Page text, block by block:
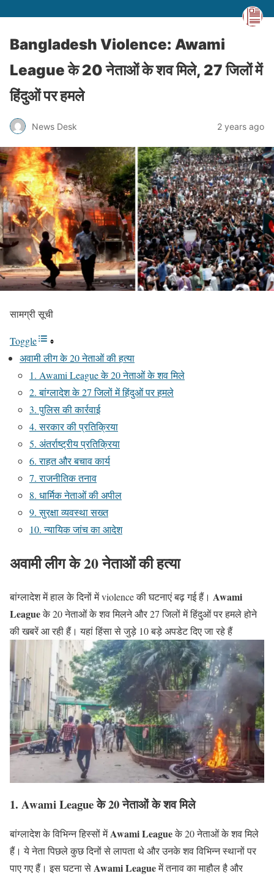
Bangladesh Violence: Awami
League के 20 नेताओं के शव मिले, 27 जिलों में
हिंदुओं पर हमले
News Desk 2 years ago
सामग्री सूची
Toggle
अवामी लीग के 20 नेताओं की हत्या
1. Awami League के 20 नेताओं के शव मिले
2. बांग्लादेश के 27 जिलों में हिंदुओं पर हमले
3. पुलिस की कार्रवाई
4. सरकार की प्रतिक्रिया
5. अंतर्राष्ट्रीय प्रतिक्रिया
6. राहत और बचाव कार्य
7. राजनीतिक तनाव
8. धार्मिक नेताओं की अपील
9. सुरक्षा व्यवस्था सख्त
10. न्यायिक जांच का आदेश
अवामी लीग के 20 नेताओं की हत्या
बांग्लादेश में हाल के दिनों में violence की घटनाएं बढ़ गई हैं। Awami
Leagueके 20 नेताओं के शव मिलने और 27 जिलों में हिंदुओं पर हमले होने
की खबरें आ रही हैं। यहां हिंसा से जुड़े 10 बड़े अपडेट दिए जा रहे हैं
1. Awami League के 20 नेताओं के शव मिले
बांग्लादेश के विभिन्न हिस्सों मेंAwami Leagueके 20 नेताओं के शव मिले
हैं। ये नेता पिछले कुछ दिनों से लापता थे और उनके शव विभिन्न स्थानों पर
पाए गए हैं। इस घटना सेAwami Leagueमें तनाव का माहौल है और